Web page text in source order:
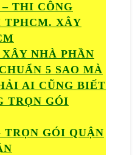
THI CÔNG
TPHCM. XÂY
NHÀ PHẦN
5 SAO MÀ
AI CŨNG BIẾT
TRỌN GÓI
TRỌN GÓI QUẬN